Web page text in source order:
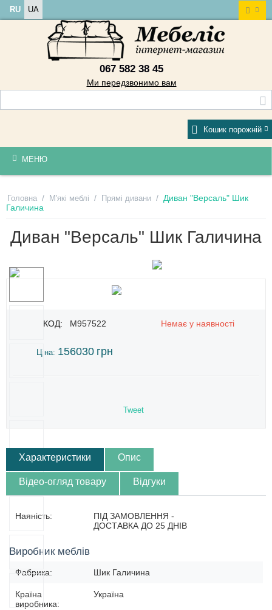
RU UA
067 582 38 45
Ми передзвонимо вам
Кошик порожній
МЕНЮ
Головна / М'які меблі / Прямі дивани / Диван "Версаль" Шик
Галичина
Диван "Версаль" Шик Галичина
КОД: M957522 Немає у наявності
Ціна: 156030 грн
Tweet
Характеристики Опис
Відео-огляд товару Відгуки
Наяність:
ПІД ЗАМОВЛЕННЯ -
ДОСТАВКА ДО 25 ДНІВ
Виробник меблів
Фабрика: Шик Галичина
Країна
виробника:
Україна